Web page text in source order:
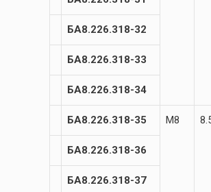
БА8.226.318-32
БА8.226.318-33
БА8.226.318-34
БА8.226.318-35 М8
БА8.226.318-36
БА8.226.318-37